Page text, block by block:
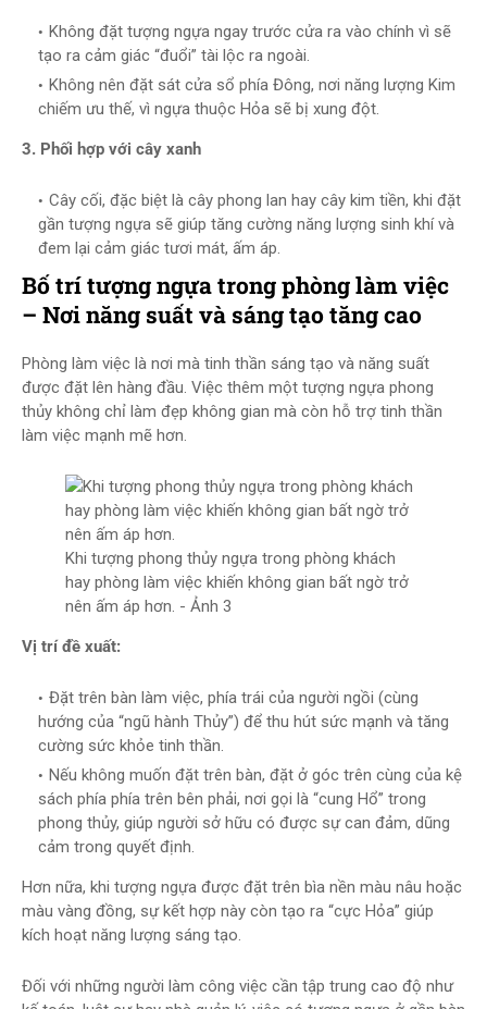
Không đặt tượng ngựa ngay trước cửa ra vào chính vì sẽ
tạo ra cảm giác “đuổi” tài lộc ra ngoài.
Không nên đặt sát cửa sổ phía Đông, nơi năng lượng Kim
chiếm ưu thế, vì ngựa thuộc Hỏa sẽ bị xung đột.
3. Phối hợp với cây xanh
Cây cối, đặc biệt là cây phong lan hay cây kim tiền, khi đặt
gần tượng ngựa sẽ giúp tăng cường năng lượng sinh khí và
đem lại cảm giác tươi mát, ấm áp.
Bố trí tượng ngựa trong phòng làm việc
– Nơi năng suất và sáng tạo tăng cao
Phòng làm việc là nơi mà tinh thần sáng tạo và năng suất
được đặt lên hàng đầu. Việc thêm một tượng ngựa phong
thủy không chỉ làm đẹp không gian mà còn hỗ trợ tinh thần
làm việc mạnh mẽ hơn.
Khi tượng phong thủy ngựa trong phòng khách
hay phòng làm việc khiến không gian bất ngờ trở
nên ấm áp hơn. - Ảnh 3
Vị trí đề xuất:
Đặt trên bàn làm việc, phía trái của người ngồi (cùng
hướng của “ngũ hành Thủy”) để thu hút sức mạnh và tăng
cường sức khỏe tinh thần.
Nếu không muốn đặt trên bàn, đặt ở góc trên cùng của kệ
sách phía phía trên bên phải, nơi gọi là “cung Hổ” trong
phong thủy, giúp người sở hữu có được sự can đảm, dũng
cảm trong quyết định.
Hơn nữa, khi tượng ngựa được đặt trên bìa nền màu nâu hoặc
màu vàng đồng, sự kết hợp này còn tạo ra “cực Hỏa” giúp
kích hoạt năng lượng sáng tạo.
Đối với những người làm công việc cần tập trung cao độ như